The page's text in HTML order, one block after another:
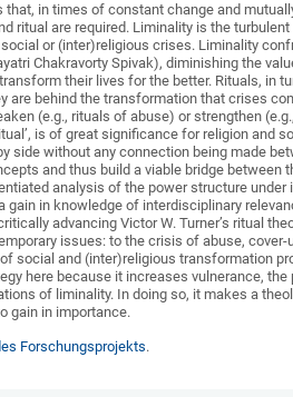
that, in times of constant change and
ritual are required. Liminality is the
or (inter)religious crises. Liminality
Chakravorty Spivak), diminishing the
their lives for the better. Rituals, in
are behind the transformation that crises
(e.g., rituals of abuse) or strengthen
is of great significance for religion and
side without any connection being made
and thus build a viable bridge
analysis of the power structure
gain in knowledge of interdisciplinary
advancing Victor W. Turner’s ritual
issues: to the crisis of abuse,
social and (inter)religious transformation
here because it increases vulnerance,
of liminality. In doing so, it makes a
gain in importance.
Forschungsprojekts.